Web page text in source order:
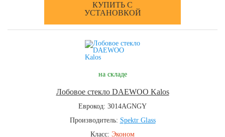
КУПИТЬ С
УСТАНОВКОЙ
на складе
Лобовое стекло DAEWOO Kalos
Еврокод: 3014AGNGY
Производитель: Spektr Glass
Класс: Эконом